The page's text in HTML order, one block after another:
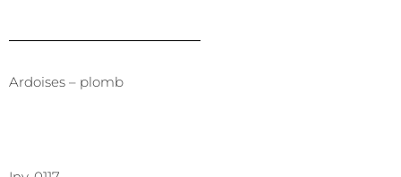
Ardoises – plomb